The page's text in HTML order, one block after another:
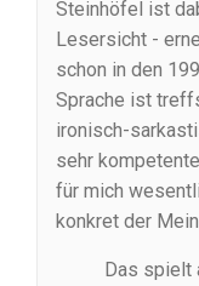
Steinhöfel ist
Lesersicht -
schon in den
Sprache ist
ironisch-
sehr
für mich
konkret der
Das spielt